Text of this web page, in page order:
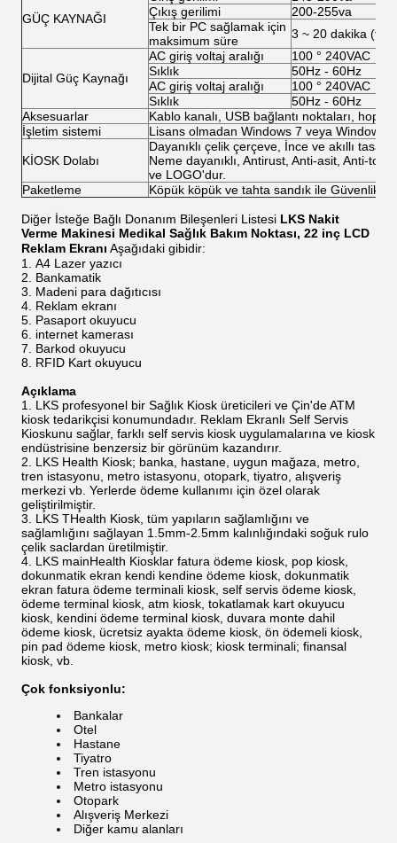
GÜÇ KAYNAĞI
Çıkış gerilimi
200-255va
Tek bir PC sağlamak için
maksimum süre
3 ~ 20 dakika (tek
Dijital Güç Kaynağı
AC giriş voltaj aralığı
100 ° 240VAC
Sıklık
50Hz - 60Hz
AC giriş voltaj aralığı
100 ° 240VAC
Sıklık
50Hz - 60Hz
Aksesuarlar
Kablo kanalı, USB bağlantı noktaları,
İşletim sistemi
Lisans olmadan Windows 7 veya Windows
KİOSK Dolabı
Dayanıklı çelik çerçeve, İnce ve akıllı
Neme dayanıklı, Antirust, Anti-asit, Anti-
ve LOGO'dur.
Paketleme
Köpük köpük ve tahta sandık ile Güvenlik
Diğer İsteğe Bağlı Donanım Bileşenleri Listesi LKS Nakit
Verme Makinesi Medikal Sağlık Bakım Noktası, 22 inç LCD
Reklam Ekranı Aşağıdaki gibidir:
A4 Lazer yazıcı
Bankamatik
Madeni para dağıtıcısı
Reklam ekranı
Pasaport okuyucu
internet kamerası
Barkod okuyucu
RFID Kart okuyucu
Açıklama
LKS profesyonel bir Sağlık Kiosk üreticileri ve Çin'de ATM
kiosk tedarikçisi konumundadır. Reklam Ekranlı Self Servis
Kioskunu sağlar, farklı self servis kiosk uygulamalarına ve kiosk
endüstrisine benzersiz bir görünüm kazandırır.
LKS Health Kiosk; banka, hastane, uygun mağaza, metro,
tren istasyonu, metro istasyonu, otopark, tiyatro, alışveriş
merkezi vb. Yerlerde ödeme kullanımı için özel olarak
geliştirilmiştir.
LKS THealth Kiosk, tüm yapıların sağlamlığını ve
sağlamlığını sağlayan 1.5mm-2.5mm kalınlığındaki soğuk rulo
çelik saclardan üretilmiştir.
LKS mainHealth Kiosklar fatura ödeme kiosk, pop kiosk,
dokunmatik ekran kendi kendine ödeme kiosk, dokunmatik
ekran fatura ödeme terminali kiosk, self servis ödeme kiosk,
ödeme terminal kiosk, atm kiosk, tokatlamak kart okuyucu
kiosk, kendini ödeme terminal kiosk, duvara monte dahil
ödeme kiosk, ücretsiz ayakta ödeme kiosk, ön ödemeli kiosk,
pin pad ödeme kiosk, metro kiosk; kiosk terminali; finansal
kiosk, vb.
Çok fonksiyonlu:
Bankalar
Otel
Hastane
Tiyatro
Tren istasyonu
Metro istasyonu
Otopark
Alışveriş Merkezi
Diğer kamu alanları